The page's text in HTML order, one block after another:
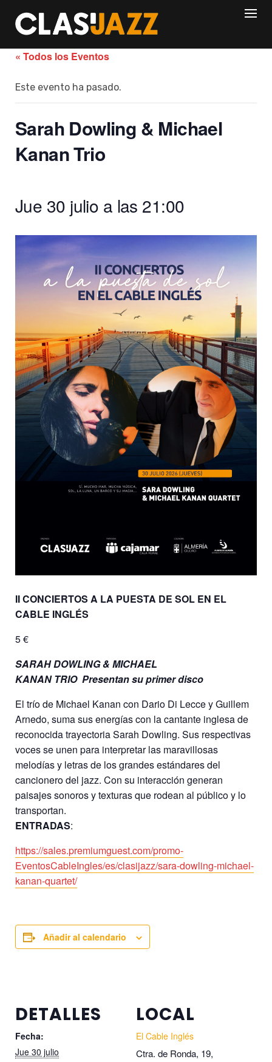
content
« Todos los Eventos
Este evento ha pasado.
Sarah Dowling & Michael
Kanan Trio
Jue 30 julio a las 21:00
II CONCIERTOS A LA PUESTA DE SOL EN EL
CABLE INGLÉS
5 €
SARAH DOWLING & MICHAEL
KANAN TRIO Presentan su primer disco
El trío de Michael Kanan con Dario Di Lecce y Guillem
Arnedo, suma sus energías con la cantante inglesa de
reconocida trayectoria Sarah Dowling. Sus respectivas
voces se unen para interpretar las maravillosas
melodías y letras de los grandes estándares del
cancionero del jazz. Con su interacción generan
paisajes sonoros y texturas que rodean al público y lo
transportan.
ENTRADAS:
https://sales.premiumguest.com/promo-
EventosCableIngles/es/clasijazz/sara-dowling-michael-
kanan-quartet/
Añadir al calendario
DETALLES
Fecha:
Jue 30 julio
LOCAL
El Cable Inglés
Ctra. de Ronda, 19,